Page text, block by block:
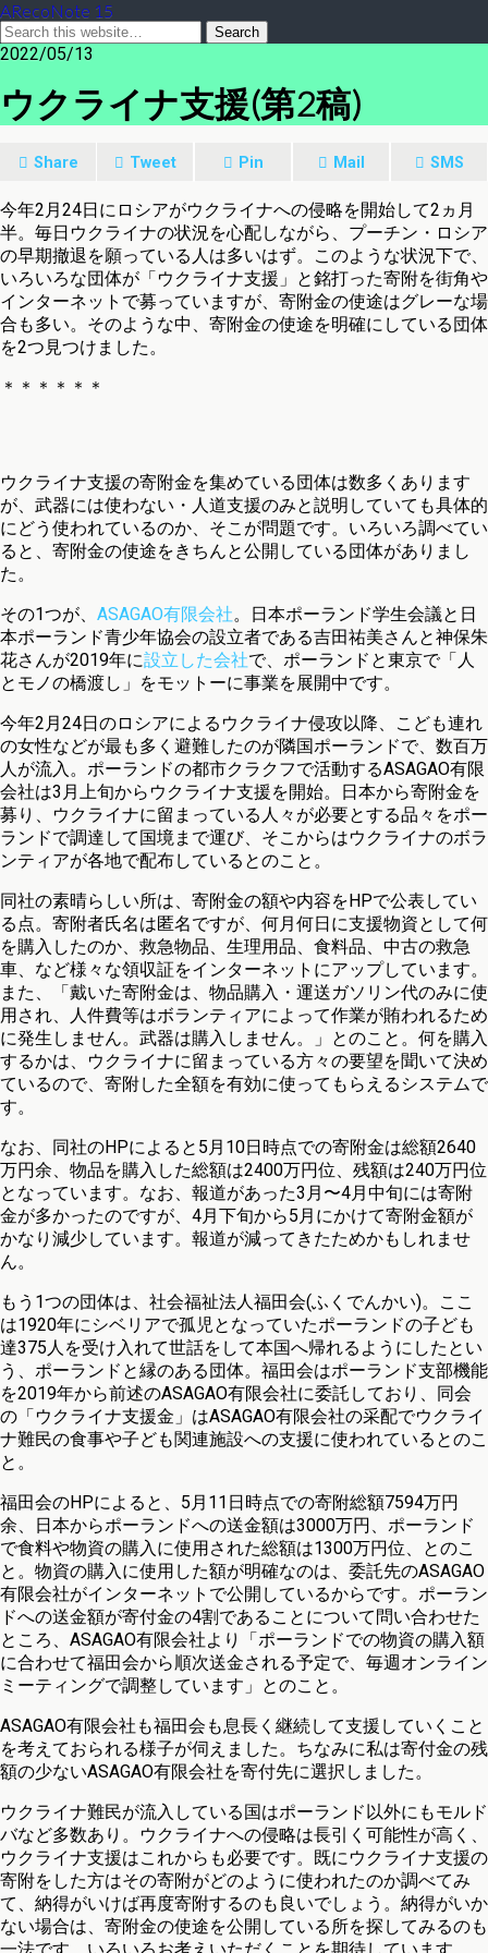
ARecoNote 15
2022/05/13
ウクライナ支援(第2稿)
Share Tweet Pin Mail SMS
今年2月24日にロシアがウクライナへの侵略を開始して2ヵ月
半。毎日ウクライナの状況を心配しながら、プーチン・ロシア
の早期撤退を願っている人は多いはず。このような状況下で、
いろいろな団体が「ウクライナ支援」と銘打った寄附を街角や
インターネットで募っていますが、寄附金の使途はグレーな場
合も多い。そのような中、寄附金の使途を明確にしている団体
を2つ見つけました。
＊＊＊＊＊＊
ウクライナ支援の寄附金を集めている団体は数多くあります
が、武器には使わない・人道支援のみと説明していても具体的
にどう使われているのか、そこが問題です。いろいろ調べてい
ると、寄附金の使途をきちんと公開している団体がありまし
た。
その1つが、 ASAGAO有限会社。日本ポーランド学生会議と日
本ポーランド青少年協会の設立者である吉田祐美さんと神保朱
花さんが2019年に設立した会社で、ポーランドと東京で「人
とモノの橋渡し」をモットーに事業を展開中です。
今年2月24日のロシアによるウクライナ侵攻以降、こども連れ
の女性などが最も多く避難したのが隣国ポーランドで、数百万
人が流入。ポーランドの都市クラクフで活動するASAGAO有限
会社は3月上旬からウクライナ支援を開始。日本から寄附金を
募り、ウクライナに留まっている人々が必要とする品々をポー
ランドで調達して国境まで運び、そこからはウクライナのボラ
ンティアが各地で配布しているとのこと。
同社の素晴らしい所は、寄附金の額や内容をHPで公表してい
る点。寄附者氏名は匿名ですが、何月何日に支援物資として何
を購入したのか、救急物品、生理用品、食料品、中古の救急
車、など様々な領収証をインターネットにアップしています。
また、「戴いた寄附金は、物品購入・運送ガソリン代のみに使
用され、人件費等はボランティアによって作業が賄われるため
に発生しません。武器は購入しません。」とのこと。何を購入
するかは、ウクライナに留まっている方々の要望を聞いて決め
ているので、寄附した全額を有効に使ってもらえるシステムで
す。
なお、同社のHPによると5月10日時点での寄附金は総額2640
万円余、物品を購入した総額は2400万円位、残額は240万円位
となっています。なお、報道があった3月〜4月中旬には寄附
金が多かったのですが、4月下旬から5月にかけて寄附金額が
かなり減少しています。報道が減ってきたためかもしれませ
ん。
もう1つの団体は、社会福祉法人福田会(ふくでんかい)。ここ
は1920年にシベリアで孤児となっていたポーランドの子ども
達375人を受け入れて世話をして本国へ帰れるようにしたとい
う、ポーランドと縁のある団体。福田会はポーランド支部機能
を2019年から前述のASAGAO有限会社に委託しており、同会
の「ウクライナ支援金」はASAGAO有限会社の采配でウクライ
ナ難民の食事や子ども関連施設への支援に使われているとのこ
と。
福田会のHPによると、5月11日時点での寄附総額7594万円
余、日本からポーランドへの送金額は3000万円、ポーランド
で食料や物資の購入に使用された総額は1300万円位、とのこ
と。物資の購入に使用した額が明確なのは、委託先のASAGAO
有限会社がインターネットで公開しているからです。ポーラン
ドへの送金額が寄付金の4割であることについて問い合わせた
ところ、ASAGAO有限会社より「ポーランドでの物資の購入額
に合わせて福田会から順次送金される予定で、毎週オンライン
ミーティングで調整しています」とのこと。
ASAGAO有限会社も福田会も息長く継続して支援していくこと
を考えておられる様子が伺えました。ちなみに私は寄付金の残
額の少ないASAGAO有限会社を寄付先に選択しました。
ウクライナ難民が流入している国はポーランド以外にもモルド
バなど多数あり。ウクライナへの侵略は長引く可能性が高く、
ウクライナ支援はこれからも必要です。既にウクライナ支援の
寄附をした方はその寄附がどのように使われたのか調べてみ
て、納得がいけば再度寄附するのも良いでしょう。納得がいか
ない場合は、寄附金の使途を公開している所を探してみるのも